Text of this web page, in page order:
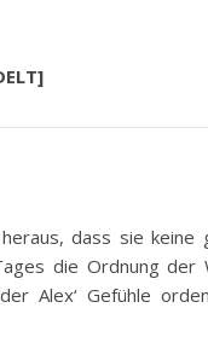
dass sie keine
die Ordnung der
Alex‘ Gefühle